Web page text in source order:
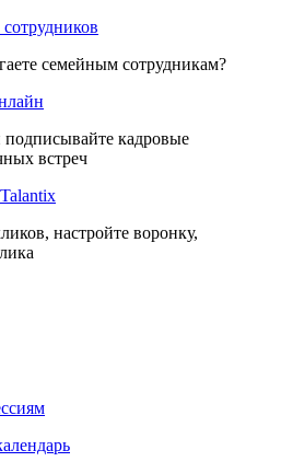
семейным сотрудникам?
подписывайте кадровые
встреч
настройте воронку,